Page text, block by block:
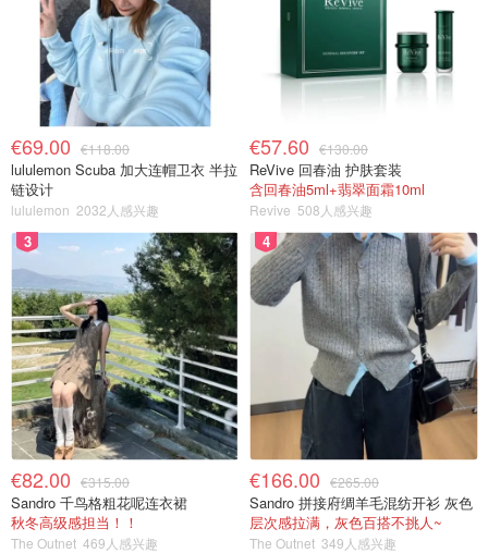
€69.00 €118.00
lululemon Scuba 加大连帽卫衣 半拉
链设计
lululemon 2032人感兴趣
€57.60 €130.00
ReVive 回春油 护肤套装
含回春油5ml+翡翠面霜10ml
Revive 508人感兴趣
3
€82.00 €315.00
Sandro 千鸟格粗花呢连衣裙
秋冬高级感担当！！
The Outnet 469人感兴趣
4
€166.00 €265.00
Sandro 拼接府绸羊毛混纺开衫 灰色
层次感拉满，灰色百搭不挑人~
The Outnet 349人感兴趣